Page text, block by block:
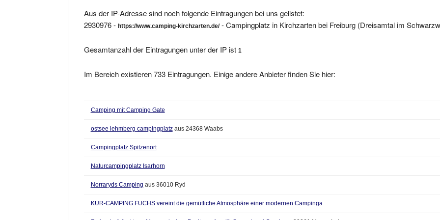
Aus der IP-Adresse sind noch folgende Eintragungen bei uns gelistet:
2930976 -https://www.camping-kirchzarten.de/- Campingplatz in Kirchzarten bei Freiburg (Dreisamtal im
Gesamtanzahl der Eintragungen unter der IP ist1
Im Bereich existieren 733 Eintragungen. Einige andere Anbieter finden Sie hier:
Camping mit Camping Gate
ostsee lehmberg campingplatzaus 24368 Waabs
Campingplatz Spitzenort
Naturcampingplatz Isarhorn
Norraryds Camping aus 36010 Ryd
KUR-CAMPING FUCHS vereint die gemütliche Atmosphäre einer modernen Campinga